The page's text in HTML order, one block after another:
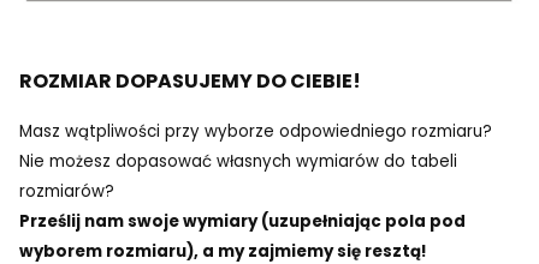
ROZMIAR DOPASUJEMY DO CIEBIE!
Masz wątpliwości przy wyborze odpowiedniego rozmiaru?
Nie możesz dopasować własnych wymiarów do tabeli
rozmiarów?
Prześlij nam swoje wymiary (uzupełniając pola pod
wyborem rozmiaru), a my zajmiemy się resztą!